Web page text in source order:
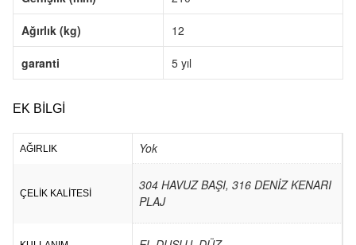
Ağırlık (kg) 12
garanti 5 yıl
EK BILGI
AĞIRLIK Yok
ÇELİK KALİTESİ
304 HAVUZ BAŞI, 316 DENİZ KENARI
PLAJ